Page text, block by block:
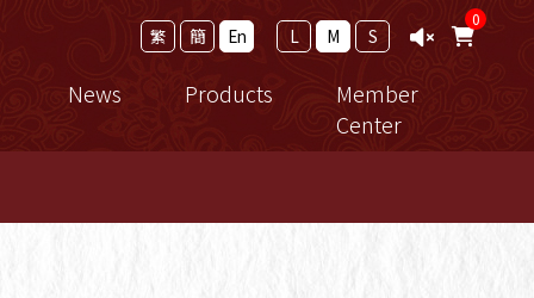
Study
News
News
Products
法寶
Member
Center
繁 簡 En L M S
0